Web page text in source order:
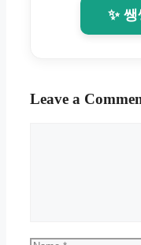
✨
Leave a